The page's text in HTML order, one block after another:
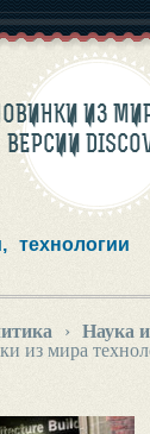
ИЗ
ВЕРСИИ
технологии
› Наука
из мира